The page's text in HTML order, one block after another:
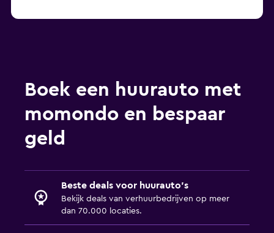
Boek een huurauto met
momondo en bespaar
geld
Beste deals voor huurauto's
Bekijk deals van verhuurbedrijven op meer
dan 70.000 locaties.